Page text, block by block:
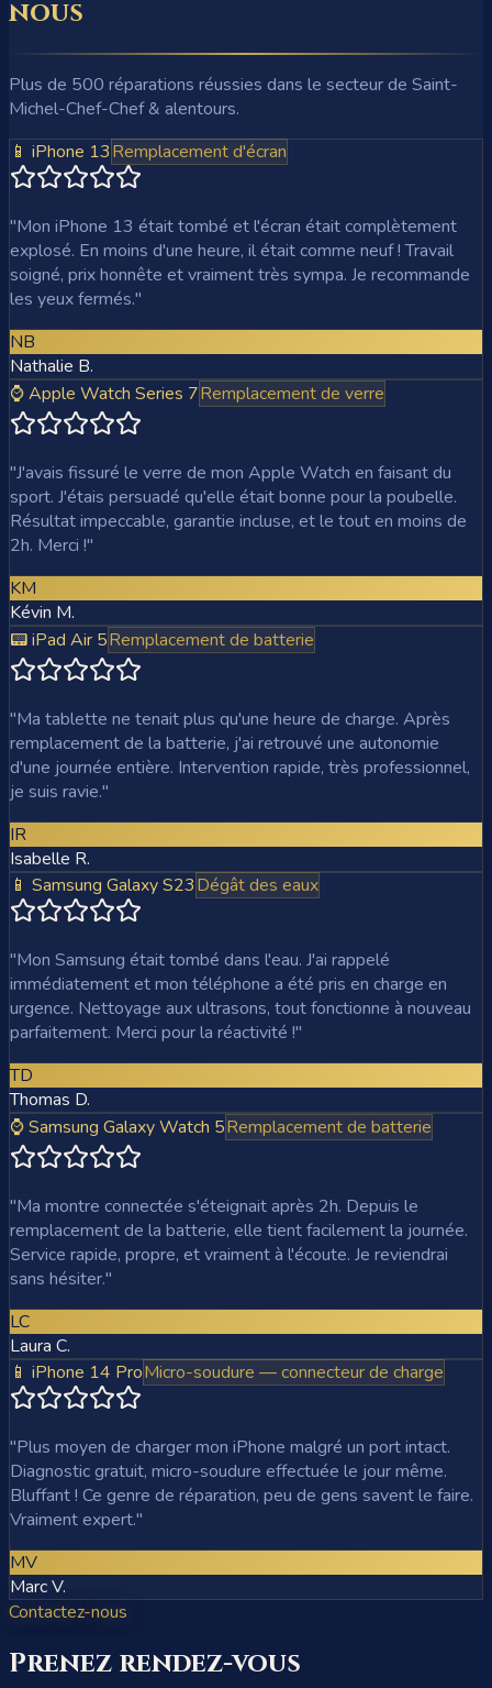
nous
Plus de 500 réparations réussies dans le secteur de Saint-
Michel-Chef-Chef & alentours.
📱 iPhone 13Remplacement d'écran
"Mon iPhone 13 était tombé et l'écran était complètement
explosé. En moins d'une heure, il était comme neuf ! Travail
soigné, prix honnête et vraiment très sympa. Je recommande
les yeux fermés."
NB
Nathalie B.
⌚ Apple Watch Series 7Remplacement de verre
"J'avais fissuré le verre de mon Apple Watch en faisant du
sport. J'étais persuadé qu'elle était bonne pour la poubelle.
Résultat impeccable, garantie incluse, et le tout en moins de
2h. Merci !"
KM
Kévin M.
📟 iPad Air 5Remplacement de batterie
"Ma tablette ne tenait plus qu'une heure de charge. Après
remplacement de la batterie, j'ai retrouvé une autonomie
d'une journée entière. Intervention rapide, très professionnel,
je suis ravie."
IR
Isabelle R.
📱 Samsung Galaxy S23Dégât des eaux
"Mon Samsung était tombé dans l'eau. J'ai rappelé
immédiatement et mon téléphone a été pris en charge en
urgence. Nettoyage aux ultrasons, tout fonctionne à nouveau
parfaitement. Merci pour la réactivité !"
TD
Thomas D.
⌚ Samsung Galaxy Watch 5Remplacement de batterie
"Ma montre connectée s'éteignait après 2h. Depuis le
remplacement de la batterie, elle tient facilement la journée.
Service rapide, propre, et vraiment à l'écoute. Je reviendrai
sans hésiter."
LC
Laura C.
📱 iPhone 14 ProMicro-soudure — connecteur de charge
"Plus moyen de charger mon iPhone malgré un port intact.
Diagnostic gratuit, micro-soudure effectuée le jour même.
Bluffant ! Ce genre de réparation, peu de gens savent le faire.
Vraiment expert."
MV
Marc V.
Contactez-nous
Prenez rendez-vous